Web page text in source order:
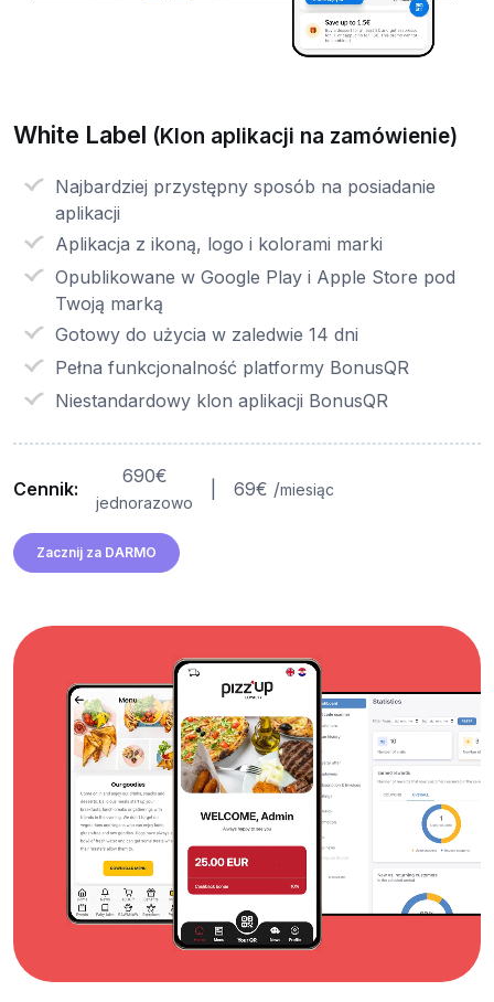
White Label (Klon aplikacji na zamówienie)
Najbardziej przystępny sposób na posiadanie
aplikacji
Aplikacja z ikoną, logo i kolorami marki
Opublikowane w Google Play i Apple Store pod
Twoją marką
Gotowy do użycia w zaledwie 14 dni
Pełna funkcjonalność platformy BonusQR
Niestandardowy klon aplikacji BonusQR
Cennik:
690€
jednorazowo
69€ /miesiąc
Zacznij za DARMO